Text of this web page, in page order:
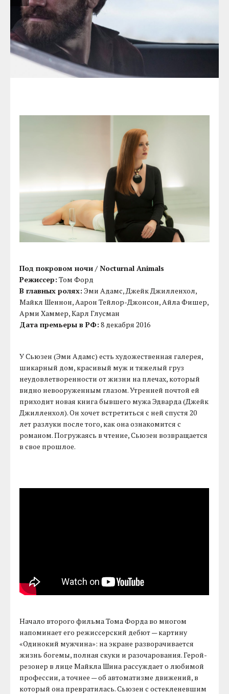
Под покровом ночи / Nocturnal Animals
Режиссер: Том Форд
В главных ролях: Эми Адамс, Джейк Джилленхол,
Майкл Шеннон, Аарон Тейлор-Джонсон, Айла Фишер,
Арми Хаммер, Карл Глусман
Дата премьеры в РФ: 8 декабря 2016
У Сьюзен (Эми Адамс) есть художественная галерея,
шикарный дом, красивый муж и тяжелый груз
неудовлетворенности от жизни на плечах, который
видно невооруженным глазом. Утренней почтой ей
приходит новая книга бывшего мужа Эдварда (Джейк
Джилленхол). Он хочет встретиться с ней спустя 20
лет разлуки после того, как она ознакомится с
романом. Погружаясь в чтение, Сьюзен возвращается
в свое прошлое.
Начало второго фильма Тома Форда во многом
напоминает его режиссерский дебют — картину
«Одинокий мужчина»: на экране разворачивается
жизнь богемы, полная скуки и разочарования. Герой-
резонер в лице Майкла Шина рассуждает о любимой
профессии, а точнее — об автоматизме движений, в
который она превратилась. Сьюзен с остекленевшим